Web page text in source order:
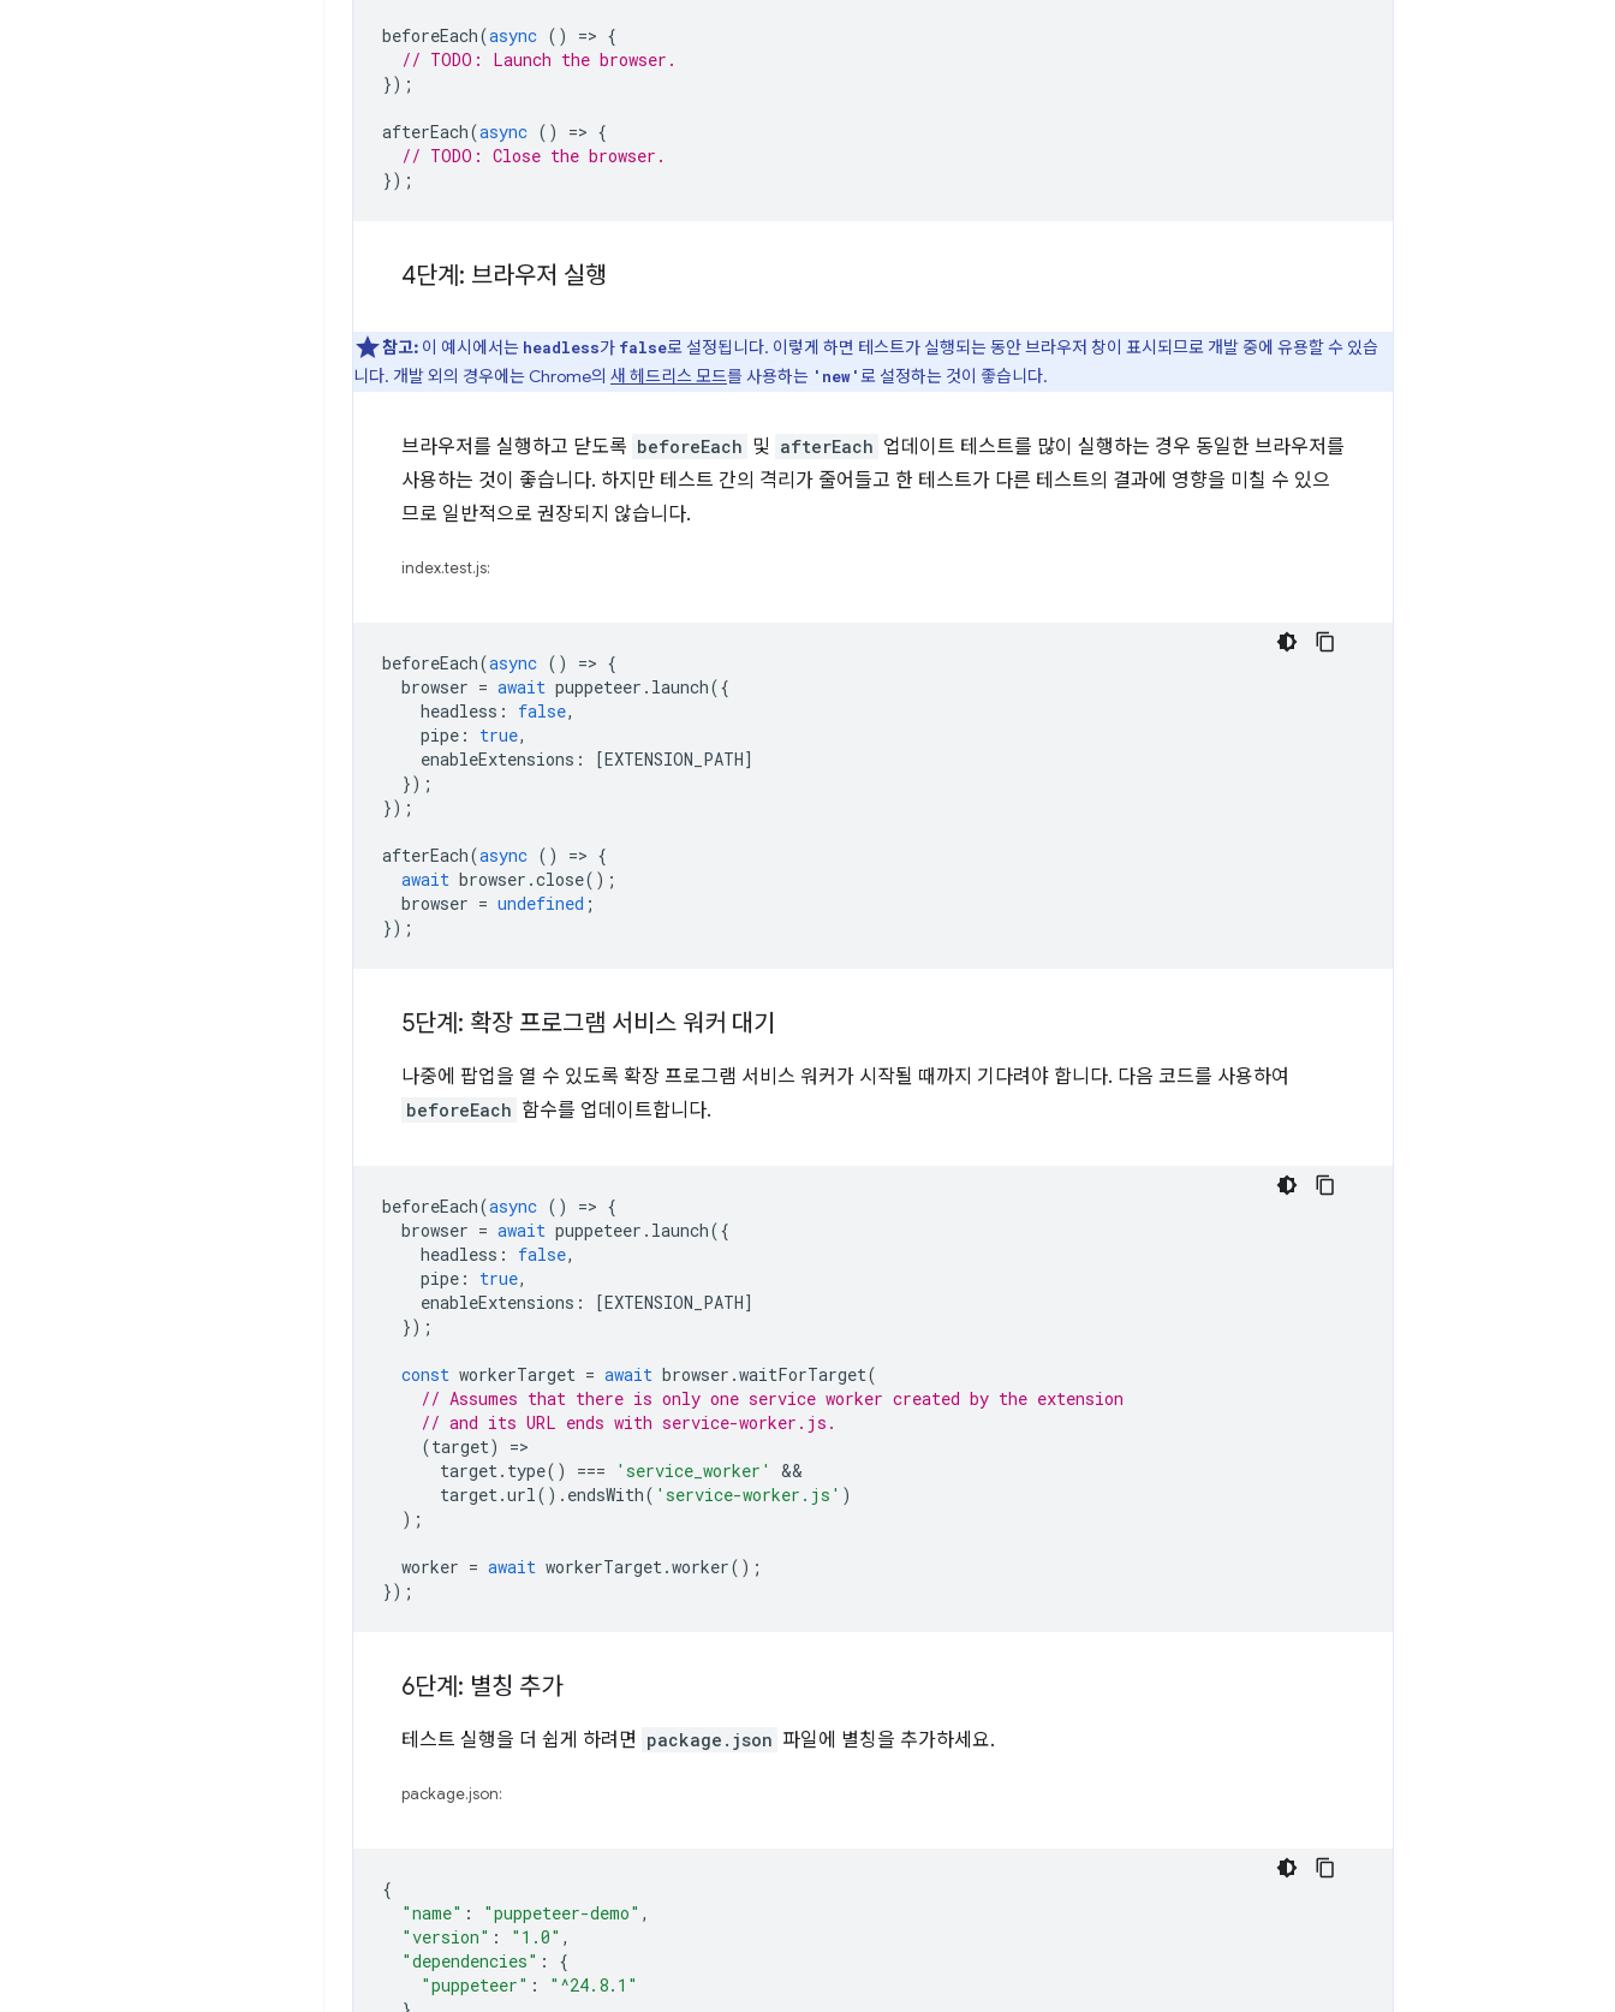
beforeEach(async () => {
// TODO: Launch the browser.
});
afterEach(async () => {
// TODO: Close the browser.
});
4단계: 브라우저 실행
참고: 이 예시에서는 headless가 false로 설정됩니다. 이렇게 하면 테스트가 실행되는 동안 브라우저 창이 표시되므로 개발 중에 유용할 수 있습
니다. 개발 외의 경우에는 Chrome의 새 헤드리스 모드를 사용하는 'new'로 설정하는 것이 좋습니다.
브라우저를 실행하고 닫도록 beforeEach 및 afterEach 업데이트 테스트를 많이 실행하는 경우 동일한 브라우저를
사용하는 것이 좋습니다. 하지만 테스트 간의 격리가 줄어들고 한 테스트가 다른 테스트의 결과에 영향을 미칠 수 있으
므로 일반적으로 권장되지 않습니다.
index.test.js:
beforeEach(async () => {
browser = await puppeteer . launch({
headless : false,
pipe : true,
enableExtensions : [EXTENSION_PATH]
});
});
afterEach(async () => {
await browser .close();
browser = undefined ;
});
5단계: 확장 프로그램 서비스 워커 대기
나중에 팝업을 열 수 있도록 확장 프로그램 서비스 워커가 시작될 때까지 기다려야 합니다. 다음 코드를 사용하여
beforeEach 함수를 업데이트합니다.
beforeEach(async () => {
browser = await puppeteer . launch({
headless : false,
pipe : true,
enableExtensions : [EXTENSION_PATH]
});
const workerTarget = await browser .waitForTarget(
// Assumes that there is only one service worker created by the extension
// and its URL ends with service-worker.js.
(target) =
target. type() === 'service_worker'
target.url(). endsWith( 'service-worker.js' )
);
worker = await workerTarget.worker();
});
6단계: 별칭 추가
테스트 실행을 더 쉽게 하려면 package.json 파일에 별칭을 추가하세요.
package.json:
{
"name" : "puppeteer-demo" ,
"version" : "1.0" ,
"dependencies" :
{
"puppeteer" :
"^24.8.1"